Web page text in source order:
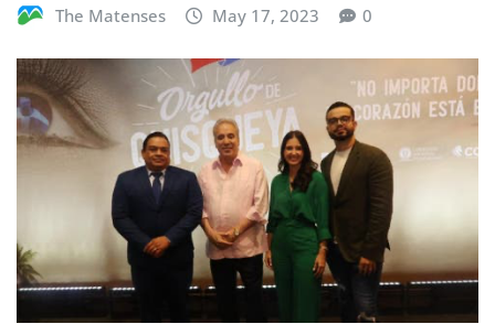
The Matenses May 17, 2023 0